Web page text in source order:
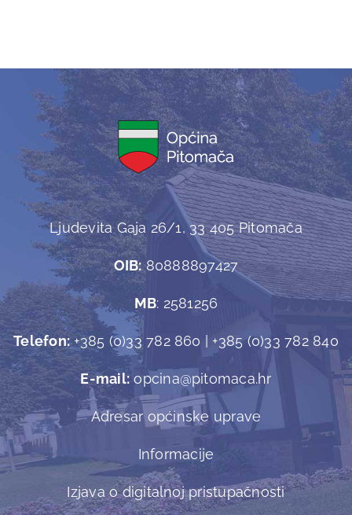
Ljudevita Gaja 26/1, 33 405 Pitomača
OIB:80888897427
MB: 2581256
Telefon:+385 (0)33 782 860 | +385 (0)33 782 840
E-mail:opcina@pitomaca.hr
Adresar općinske uprave
Informacije
Izjava o digitalnoj pristupačnosti